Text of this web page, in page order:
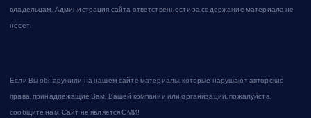
владельцам. Администрация сайта ответственности за содержание материала не
несет.
Если Вы обнаружили на нашем сайте материалы, которые нарушают авторские
права, принадлежащие Вам, Вашей компании или организации, пожалуйста,
сообщите нам. Сайт не является СМИ!